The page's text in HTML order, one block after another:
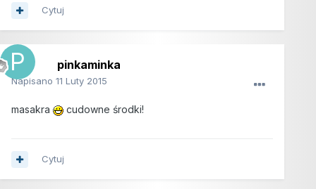
Cytuj
pinkaminka
Napisano 11 Luty 2015
masakra cudowne środki!
Cytuj